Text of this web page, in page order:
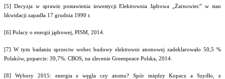
[5] Decyzja w sprawie postawienia inwestycji Elektrownia Jądrowa „Żarnowiec” w stan
likwidacji zapadła 17 grudnia 1990 r.
[6] Polacy o energii jądrowej, PISM, 2014.
[7] W tym badaniu sprzeciw wobec budowy elektrowni atomowej zadeklarowało 50,5 %
Polaków, poparcie: 39,7%. CBOS, na zlecenie Greenpeace Polska, 2014.
[8] Wybory 2015: energia z węgla czy atomu? Spór między Kopacz a Szydło, z